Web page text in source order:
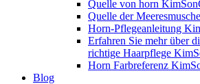
Quelle von horn
Quelle der
Horn-Pflegeanleitung
Erfahren Sie mehr über
richtige Haarpflege
Horn Farbreferenz
Blog